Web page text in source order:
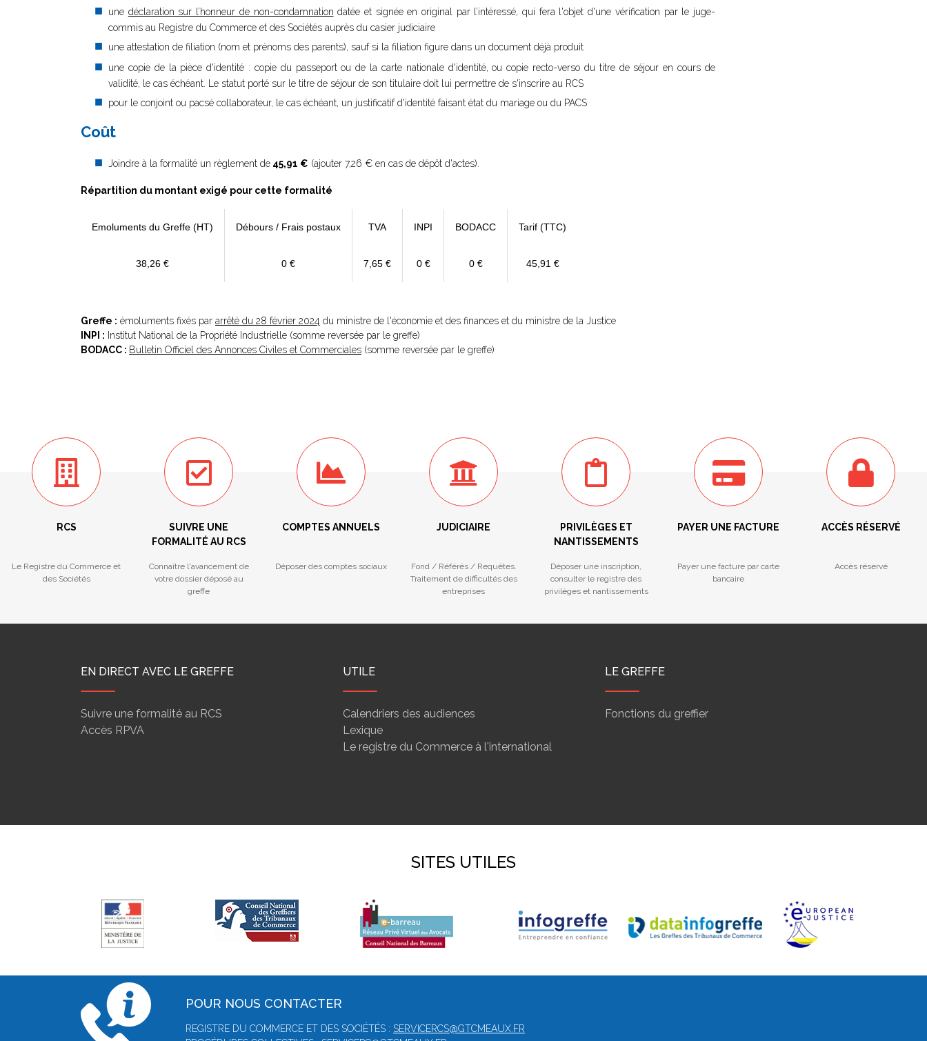
une déclaration sur l’honneur de non-condamnation datée et signée en original par l’intéressé, qui fera l'objet d'une vérification par le juge-
commis au Registre du Commerce et des Sociétés auprès du casier judiciaire
une attestation de filiation (nom et prénoms des parents), sauf si la filiation figure dans un document déjà produit
une copie de la pièce d'identité : copie du passeport ou de la carte nationale d'identité, ou copie recto-verso du titre de séjour en cours de
validité, le cas échéant. Le statut porté sur le titre de séjour de son titulaire doit lui permettre de s'inscrire au RCS
pour le conjoint ou pacsé collaborateur, le cas échéant, un justificatif d'identité faisant état du mariage ou du PACS
Coût
Joindre à la formalité un règlement de 45,91 € (ajouter 7,26 € en cas de dépôt d'actes).
Répartition du montant exigé pour cette formalité
Emoluments du Greffe (HT) Débours / Frais postaux TVA INPI BODACC Tarif (TTC)
38,26 € 0 € 7,65 € 0 € 0 € 45,91 €
Greffe : émoluments fixés par arrêté du 28 février 2024 du ministre de l'économie et des finances et du ministre de la Justice
INPI : Institut National de la Propriété Industrielle (somme reversée par le greffe)
BODACC : Bulletin Officiel des Annonces Civiles et Commerciales (somme reversée par le greffe)
RCS
Le Registre du Commerce et
des Sociétés
SUIVRE UNE
FORMALITÉ AU RCS
Connaître l'avancement de
votre dossier déposé au
greffe
COMPTES ANNUELS
Déposer des comptes sociaux
JUDICIAIRE
Fond / Référés / Requêtes.
Traitement de difficultés des
entreprises
PRIVILÈGES ET
NANTISSEMENTS
Déposer une inscription,
consulter le registre des
privilèges et nantissements
PAYER UNE FACTURE
Payer une facture par carte
bancaire
ACCÈS RÉSERVÉ
Accès réservé
EN DIRECT AVEC LE GREFFE
Suivre une formalité au RCS
Accès RPVA
UTILE
Calendriers des audiences
Lexique
Le registre du Commerce à l'international
LE GREFFE
Fonctions du greffier
SITES UTILES
POUR NOUS CONTACTER
REGISTRE DU COMMERCE ET DES SOCIÉTÉS : SERVICERCS@GTCMEAUX.FR